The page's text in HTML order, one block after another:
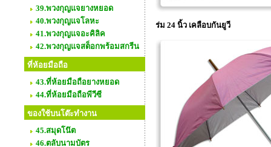
39.พวงกุญแจยางหยอด
40.พวงกุญแจโลหะ
41.พวงกุญแจอะคิลิค
42.พวงกุญแจสต็อกพร้อมสกรีน
ที่ห้อยมือถือ
43.ที่ห้อยมือถือยางหยอด
44.ที่ห้อยมือถือพีวีซี
ของใช้บนโต๊ะทำงาน
45.สมุดโน๊ต
46.ตลับนามบัตร
ร่ม 24 นิ้ว เคลือบกันยูวี